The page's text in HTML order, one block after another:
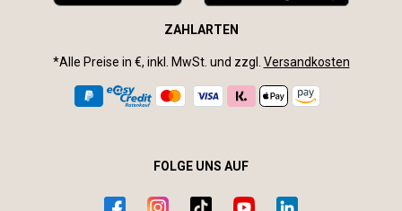
ZAHLARTEN
*Alle Preise in €, inkl. MwSt. und zzgl. Versandkosten
FOLGE UNS AUF